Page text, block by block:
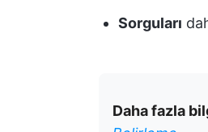
Sorguları
Daha fazla